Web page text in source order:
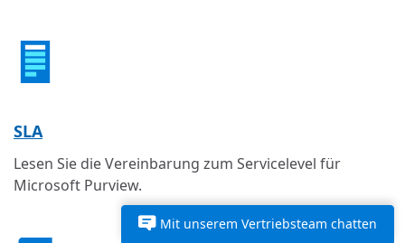
SLA
Lesen Sie die Vereinbarung zum Servicelevel für
Microsoft Purview.
Mit unserem Vertriebsteam chatten